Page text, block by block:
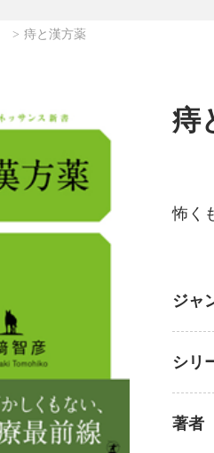
痔と漢方薬
痔
怖く
ジャ
シリ
著者